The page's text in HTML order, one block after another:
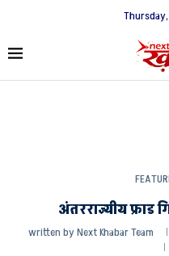
अंतरराज्यीय फ्राड
written byNext Khabar Team